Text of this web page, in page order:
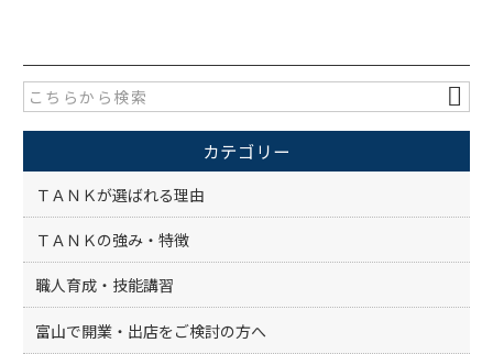
e
b
o
o
k
er
カテゴリー
ＴＡＮＫが選ばれる理由
ＴＡＮＫの強み・特徴
職人育成・技能講習
富山で開業・出店をご検討の方へ